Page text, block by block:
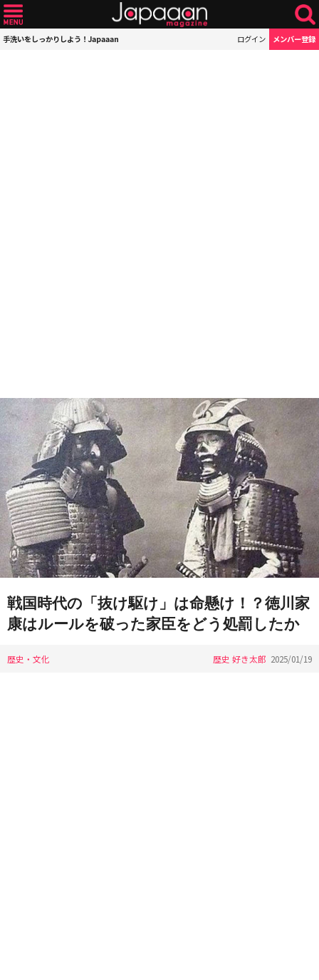
手洗いをしっかりしよう！Japaaan ログイン メンバー登録
戦国時代の「抜け駆け」は命懸け！？徳川家
康はルールを破った家臣をどう処罰したか
歴史・文化 歴史 好き太郎 2025/01/19